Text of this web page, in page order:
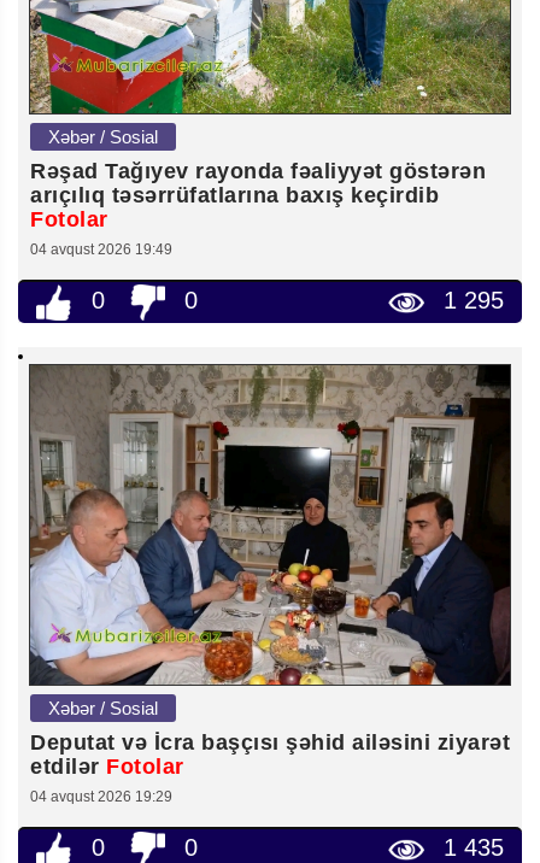
Xəbər / Sosial
Rəşad Tağıyev rayonda fəaliyyət göstərən
arıçılıq təsərrüfatlarına baxış keçirdib
Fotolar
04 avqust 2026 19:49
0 0 1 295
Xəbər / Sosial
Deputat və İcra başçısı şəhid ailəsini ziyarət
etdilər Fotolar
04 avqust 2026 19:29
0 0 1 435